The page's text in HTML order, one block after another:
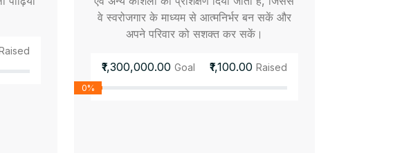
वे स्वरोजगार के माध्यम से आत्मनिर्भर बन सकें और
अपने परिवार को सशक्त कर सकें।
₹1,300,000.00 Goal ₹1,100.00 Raised
0%